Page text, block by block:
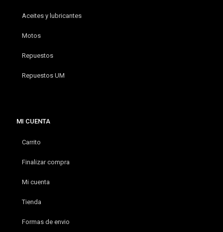
Aceites y lubricantes
Motos
Repuestos
Repuestos UM
MI CUENTA
Carrito
Finalizar compra
Mi cuenta
Tienda
Formas de envio